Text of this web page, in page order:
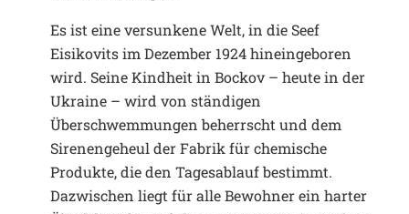
Es ist eine versunkene Welt, in die Seef
Eisikovits im Dezember 1924 hineingeboren
wird. Seine Kindheit in Bockov – heute in der
Ukraine – wird von ständigen
Überschwemmungen beherrscht und dem
Sirenengeheul der Fabrik für chemische
Produkte, die den Tagesablauf bestimmt.
Dazwischen liegt für alle Bewohner ein harter